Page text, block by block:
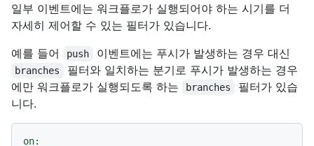
일부 이벤트에는 워크플로가 실행되어야 하는 시기를 더
자세히 제어할 수 있는 필터가 있습니다.
예를 들어
push 이벤트에는 푸시가 발생하는 경우 대신
branches
필터와 일치하는 분기로 푸시가 발생하는 경우
에만 워크플로가 실행되도록 하는
branches
필터가 있습
니다.
on: